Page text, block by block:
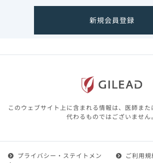
新規会員登録
このウェブサイト上に含まれる情報は、医師ま
代わるものではございません。
プライバシー・ステイトメン
ご利用規